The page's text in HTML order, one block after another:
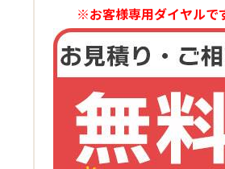
※お客様専用ダイヤルで